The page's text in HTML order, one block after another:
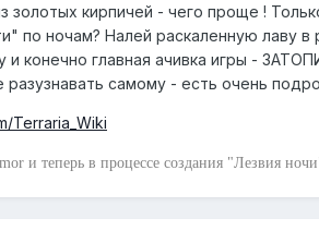
золотых кирпичей - чего проще !
по ночам? Налей раскаленную лаву
и конечно главная ачивка игры -
самому - есть очень
Terraria_Wiki
и теперь в процессе создания "Лезвия